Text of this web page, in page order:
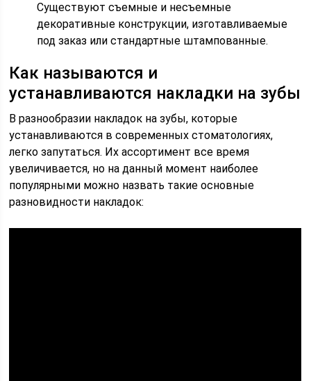
Существуют съемные и несъемные
декоративные конструкции, изготавливаемые
под заказ или стандартные штампованные.
Как называются и
устанавливаются накладки на зубы
В разнообразии накладок на зубы, которые
устанавливаются в современных стоматологиях,
легко запутаться. Их ассортимент все время
увеличивается, но на данный момент наиболее
популярными можно назвать такие основные
разновидности накладок: